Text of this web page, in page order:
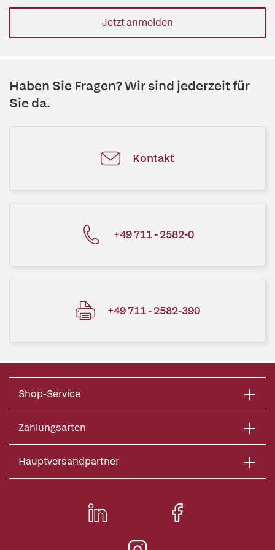
Jetzt anmelden
Haben Sie Fragen? Wir sind jederzeit für
Sie da.
Kontakt
+49 711 - 2582-0
+49 711 - 2582-390
Shop-Service
Zahlungsarten
Hauptversandpartner